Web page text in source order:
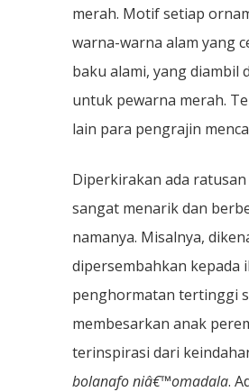
merah. Motif setiap
warna-warna alam yang
baku alami, yang diambil
untuk pewarna merah.
lain para pengrajin
Diperkirakan ada
sangat menarik dan
namanya. Misalnya,
dipersembahkan kepada
penghormatan tertinggi
membesarkan anak
terinspirasi dari
bolanafo niâ€™omadala.